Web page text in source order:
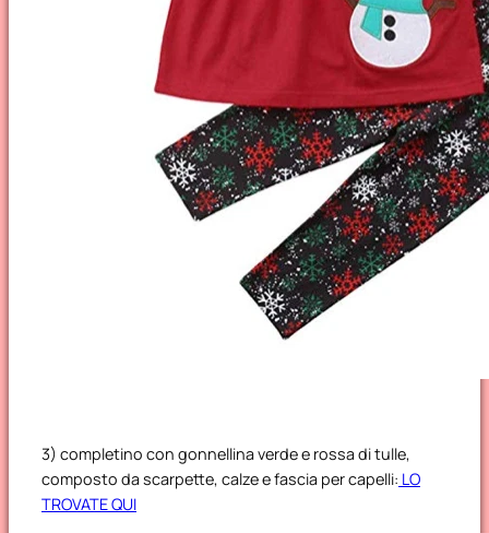
3) completino con gonnellina verde e rossa di tulle,
composto da scarpette, calze e fascia per capelli: LO
TROVATE QUI